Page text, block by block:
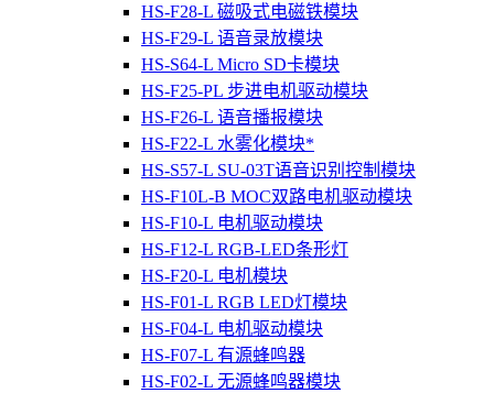
HS-F28-L 磁吸式电磁铁模块
HS-F29-L 语音录放模块
HS-S64-L Micro SD卡模块
HS-F25-PL 步进电机驱动模块
HS-F26-L 语音播报模块
HS-F22-L 水雾化模块*
HS-S57-L SU-03T语音识别控制模块
HS-F10L-B MOC双路电机驱动模块
HS-F10-L 电机驱动模块
HS-F12-L RGB-LED条形灯
HS-F20-L 电机模块
HS-F01-L RGB LED灯模块
HS-F04-L 电机驱动模块
HS-F07-L 有源蜂鸣器
HS-F02-L 无源蜂鸣器模块